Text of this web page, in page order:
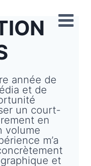
année de
et de
un court-
en
volume
m’a
et